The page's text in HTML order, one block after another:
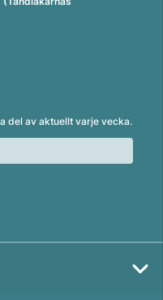
del av aktuellt varje vecka.